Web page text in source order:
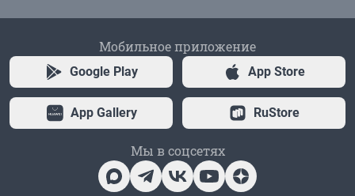
Мобильное приложение
Google Play App Store
App Gallery RuStore
Мы в соцсетях